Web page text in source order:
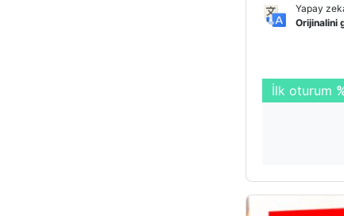
Yapay
Orijinalini
İlk oturum